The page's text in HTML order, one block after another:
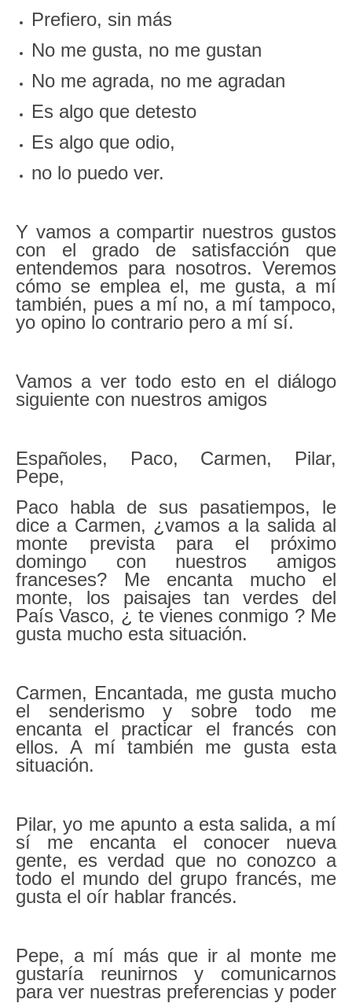
Prefiero, sin más
No me gusta, no me gustan
No me agrada, no me agradan
Es algo que detesto
Es algo que odio,
no lo puedo ver.
Y vamos a compartir nuestros gustos
con el grado de satisfacción que
entendemos para nosotros. Veremos
cómo se emplea el, me gusta, a mí
también, pues a mí no, a mí tampoco,
yo opino lo contrario pero a mí sí.
Vamos a ver todo esto en el diálogo
siguiente con nuestros amigos
Españoles, Paco, Carmen, Pilar,
Pepe,
Paco habla de sus pasatiempos, le
dice a Carmen, ¿vamos a la salida al
monte prevista para el próximo
domingo con nuestros amigos
franceses? Me encanta mucho el
monte, los paisajes tan verdes del
País Vasco, ¿ te vienes conmigo ? Me
gusta mucho esta situación.
Carmen, Encantada, me gusta mucho
el senderismo y sobre todo me
encanta el practicar el francés con
ellos. A mí también me gusta esta
situación.
Pilar, yo me apunto a esta salida, a mí
sí me encanta el conocer nueva
gente, es verdad que no conozco a
todo el mundo del grupo francés, me
gusta el oír hablar francés.
Pepe, a mí más que ir al monte me
gustaría reunirnos y comunicarnos
para ver nuestras preferencias y poder